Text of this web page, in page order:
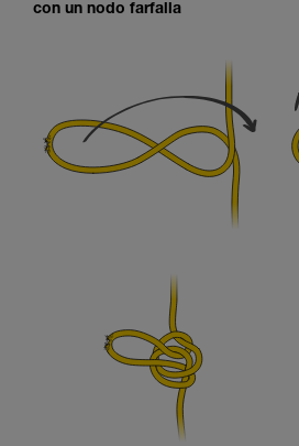
con un nodo farfalla